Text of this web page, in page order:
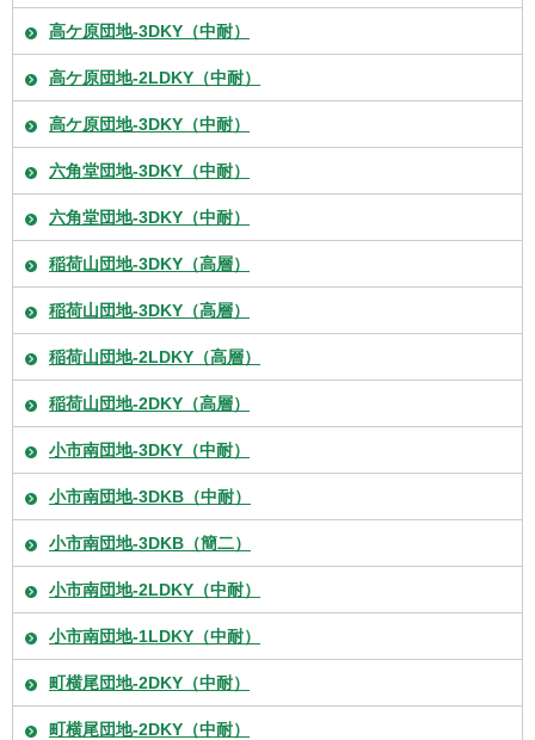
高ケ原団地-3DKY（中耐）
高ケ原団地-2LDKY（中耐）
高ケ原団地-3DKY（中耐）
六角堂団地-3DKY（中耐）
六角堂団地-3DKY（中耐）
稲荷山団地-3DKY（高層）
稲荷山団地-3DKY（高層）
稲荷山団地-2LDKY（高層）
稲荷山団地-2DKY（高層）
小市南団地-3DKY（中耐）
小市南団地-3DKB（中耐）
小市南団地-3DKB（簡二）
小市南団地-2LDKY（中耐）
小市南団地-1LDKY（中耐）
町横尾団地-2DKY（中耐）
町横尾団地-2DKY（中耐）